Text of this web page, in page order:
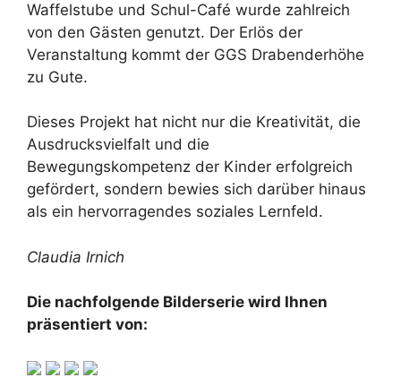
Waffelstube und Schul-Café wurde zahlreich
von den Gästen genutzt. Der Erlös der
Veranstaltung kommt der GGS Drabenderhöhe
zu Gute.
Dieses Projekt hat nicht nur die Kreativität, die
Ausdrucksvielfalt und die
Bewegungskompetenz der Kinder erfolgreich
gefördert, sondern bewies sich darüber hinaus
als ein hervorragendes soziales Lernfeld.
Claudia Irnich
Die nachfolgende Bilderserie wird Ihnen
präsentiert von: